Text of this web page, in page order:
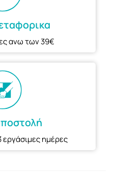
ανω των 39€
ημέρες